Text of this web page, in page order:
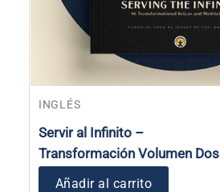
INGLÉS
Servir al Infinito –
Transformación Volumen Dos
Añadir al carrito